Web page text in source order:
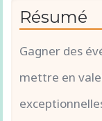
Résumé
Gagner des
mettre en